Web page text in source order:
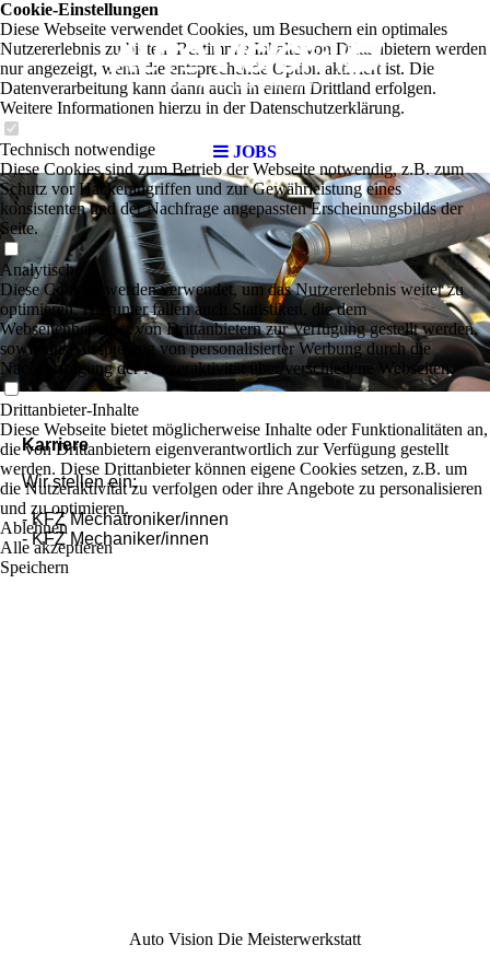
JOBS
Karriere
Wir stellen ein:
- KFZ Mechatroniker/innen
- KFZ Mechaniker/innen
Auto Vision Die Meisterwerkstatt
Cookie-Einstellungen
Diese Webseite verwendet Cookies, um Besuchern ein optimales
Nutzererlebnis zu bieten. Bestimmte Inhalte von Drittanbietern werden
nur angezeigt, wenn die entsprechende Option aktiviert ist. Die
Datenverarbeitung kann dann auch in einem Drittland erfolgen.
Weitere Informationen hierzu in der Datenschutzerklärung.
Technisch notwendige
Diese Cookies sind zum Betrieb der Webseite notwendig, z.B. zum
Schutz vor Hackerangriffen und zur Gewährleistung eines
konsistenten und der Nachfrage angepassten Erscheinungsbilds der
Seite.
Analytische
Diese Cookies werden verwendet, um das Nutzererlebnis weiter zu
optimieren. Hierunter fallen auch Statistiken, die dem
Webseitenbetreiber von Drittanbietern zur Verfügung gestellt werden,
sowie die Ausspielung von personalisierter Werbung durch die
Nachverfolgung der Nutzeraktivität über verschiedene Webseiten.
Drittanbieter-Inhalte
Diese Webseite bietet möglicherweise Inhalte oder Funktionalitäten an,
die von Drittanbietern eigenverantwortlich zur Verfügung gestellt
werden. Diese Drittanbieter können eigene Cookies setzen, z.B. um
die Nutzeraktivität zu verfolgen oder ihre Angebote zu personalisieren
und zu optimieren.
Ablehnen
Alle akzeptieren
Speichern